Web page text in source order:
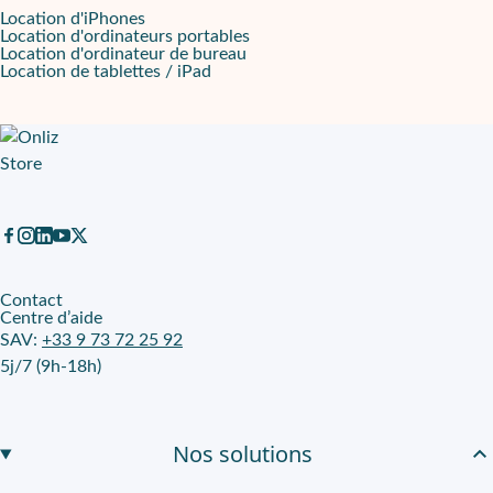
Cadrage net en visioconférence et appels vidéo
Lacaméra selfie 12 MP s’adapte aux réunions à distance et
Connectique USB‑C et usages du quotidien
Le port
Location d'iPhones
Location d'ordinateurs portables
Location d'ordinateur de bureau
Location de tablettes / iPad
Contact
Centre d’aide
SAV: +33 9 73 72 25 92
5j/7 (9h-18h)
Nos solutions